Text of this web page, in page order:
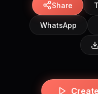
Share
WhatsApp